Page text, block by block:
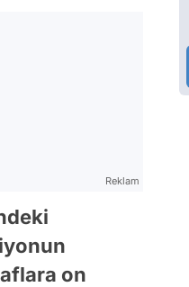
Reklam
on